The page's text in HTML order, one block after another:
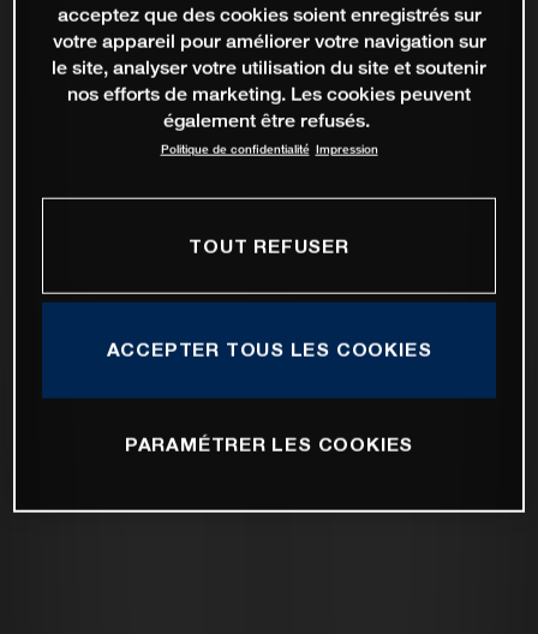
acceptez que des cookies soient enregistrés sur
votre appareil pour améliorer votre navigation sur
le site, analyser votre utilisation du site et soutenir
nos efforts de marketing. Les cookies peuvent
également être refusés.
Politique de confidentialité Impression
TOUT REFUSER
ACCEPTER TOUS LES COOKIES
PARAMÉTRER LES COOKIES